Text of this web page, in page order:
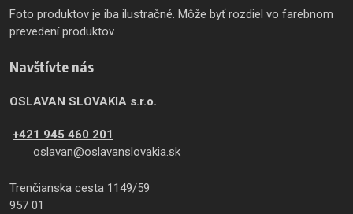
Foto produktov je iba ilustračné. Môže byť rozdiel vo farebnom
prevedení produktov.
Navštívte nás
OSLAVAN SLOVAKIA s.r.o.
+421 945 460 201
oslavan@oslavanslovakia.sk
Trenčianska cesta 1149/59
957 01